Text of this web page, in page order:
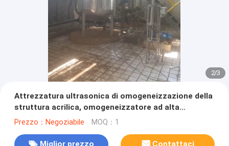
2/3
Attrezzatura ultrasonica di omogeneizzazione della
struttura acrilica, omogeneizzatore ad alta
pressione
Prezzo：Negoziabile MOQ：1
Miglior prezzo Contattaci